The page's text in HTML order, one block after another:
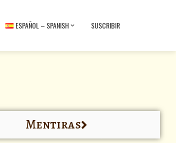
ESPAÑOL – SPANISH SUSCRIBIR
Mentiras